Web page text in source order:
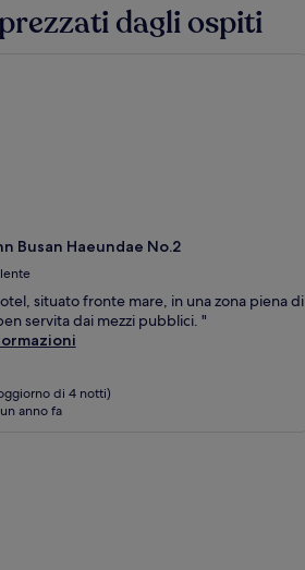
dagli ospiti
Busan Haeundae No.2
situato fronte mare, in una zona piena di
servita dai mezzi pubblici. "
di 4 notti)
anno fa